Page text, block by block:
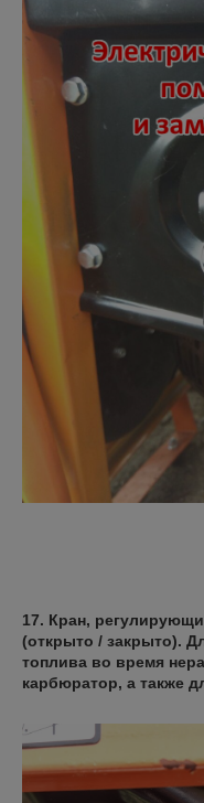
17. Кран,
(открыто / закрыто).
топлива во время
карбюратор, а также